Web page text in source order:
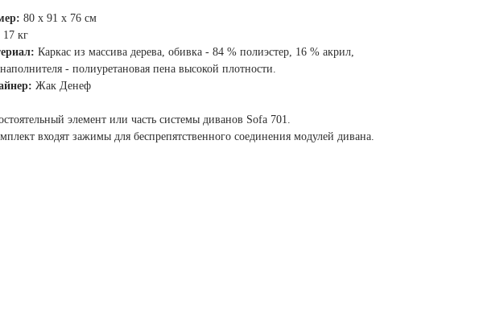
80 х 91 х 76 см
17 кг
Каркас из массива дерева, обивка - 84 % полиэстер, 16 % акрил,
- полиуретановая пена высокой плотности.
Жак Денеф
элемент или часть системы диванов Sofa 701.
входят зажимы для беспрепятственного соединения модулей дивана.